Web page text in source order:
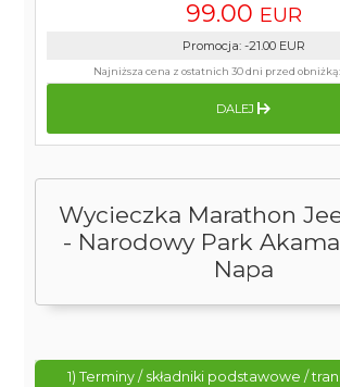
Wycieczka Marathon
- Narodowy Park
Napa
1) Terminy / składniki podstawowe /
99.00 EUR
Promocja: -21.00 EUR
Najniższa cena z ostatnich 30 dni przed obniżką:
DALEJ